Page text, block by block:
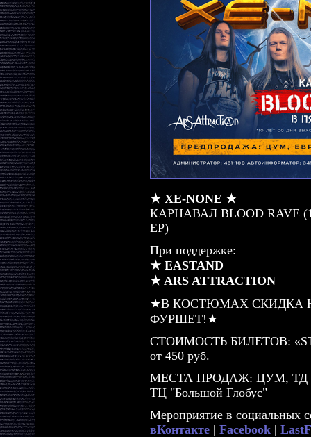
★ XE-NONE ★
КАРНАВАЛ BLOOD RAVE
EP)
При поддержке:
★ EASTAND
★ ARS ATTRACTION
★В КОСТЮМАХ СКИДКА
ФУРШЕТ!★
СТОИМОСТЬ БИЛЕТОВ:
от 450 руб.
МЕСТА ПРОДАЖ: ЦУМ, ТД
ТЦ "Большой Глобус"
Мероприятие в социальных
вКонтакте | Facebook |